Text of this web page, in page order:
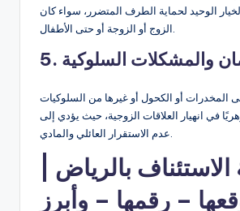
الوحيد لحماية الطرف المتضرر، سواء كان
والمشكلات السلوكية
المخدرات أو الكحول أو غيرها من السلوكيات
في انهيار العلاقات الزوجية، حيث يؤدي إلى
بالرياض |
– رقمها – وأبرز